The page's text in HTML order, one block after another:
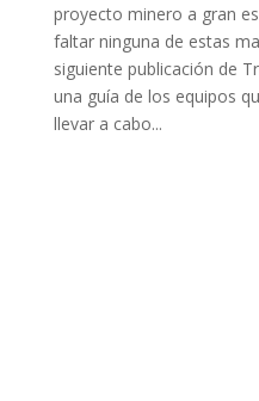
proyecto minero a gran
faltar ninguna de estas
siguiente publicación de
una guía de los equipos
llevar a cabo...